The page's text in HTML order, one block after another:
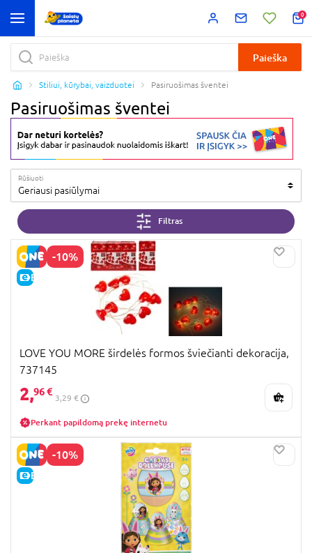
0
Paieška
Stiliui, kūrybai, vaizduotei Pasiruošimas šventei
Pasiruošimas šventei
Rūšiuoti
Geriausi pasiūlymai
Filtras
-10%
E-KAINA
LOVE YOU MORE širdelės formos šviečianti dekoracija,
737145
2,96 €
3,29 €
Perkant papildomą prekę internetu
-10%
E-KAINA